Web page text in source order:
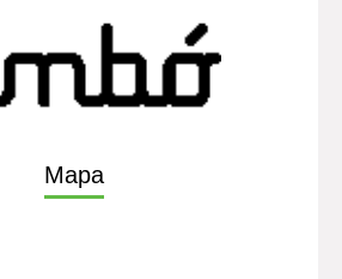
Mapa